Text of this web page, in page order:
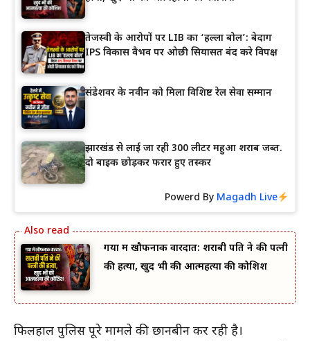
तेजस्वी के आरोपों पर LIB का ‘हल्ला बोल’: बेदाग
IPS विकास वैभव पर ओछी सियासत बंद करे विपक्ष
संडेशवर के नवीन को मिला विशिष्ट रेल सेवा सम्मान
झारखंड से लाई जा रही 300 लीटर महुआ शराब जब्त.
दो बाइक छोड़कर फरार हुए तस्कर
Powerd By Magadh Live
गया में खौफनाक वारदात: शराबी पति ने की पत्नी
की हत्या, खुद भी की आत्महत्या की कोशिश
फिलहाल पुलिस पूरे मामले की छानबीन कर रही है।